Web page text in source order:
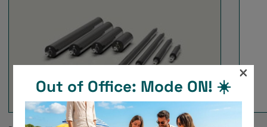
Out of Office: Mode ON! ☀️
×